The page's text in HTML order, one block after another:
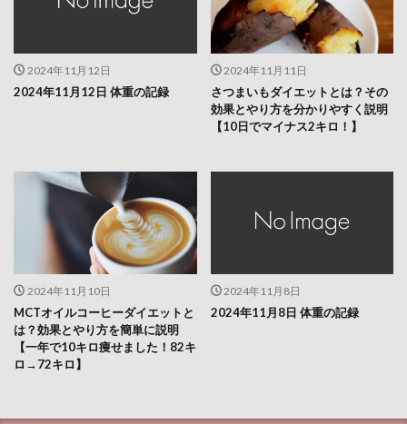
2024年11月12日
2024年11月12日 体重の記録
2024年11月11日
さつまいもダイエットとは？その
効果とやり方を分かりやすく説明
【10日でマイナス2キロ！】
2024年11月10日
MCTオイルコーヒーダイエットと
は？効果とやり方を簡単に説明
【一年で10キロ痩せました！82キ
ロ→72キロ】
2024年11月8日
2024年11月8日 体重の記録